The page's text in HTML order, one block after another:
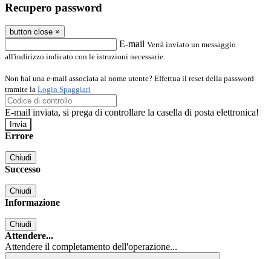
Recupero password
button close ×
E-mail Verrà inviato un messaggio
all'indirizzo indicato con le istruzioni necessarie.
Non hai una e-mail associata al nome utente? Effettua il reset della password
tramite la Login Spaggiari
E-mail inviata, si prega di controllare la casella di posta elettronica!
Errore
Chiudi
Successo
Chiudi
Informazione
Chiudi
Attendere...
Attendere il completamento dell'operazione...